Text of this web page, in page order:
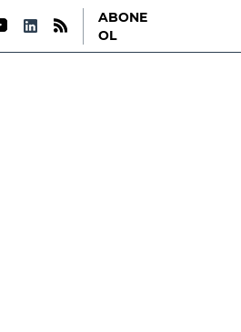
ABONE
OL